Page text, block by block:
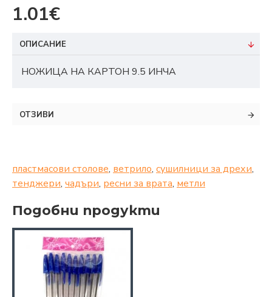
1.01€
ОПИСАНИЕ
НОЖИЦА НА КАРТОН 9.5 ИНЧА
ОТЗИВИ
пластмасови столове, ветрило, сушилници за дрехи,
тенджери, чадъри, ресни за врата, метли
Подобни продукти